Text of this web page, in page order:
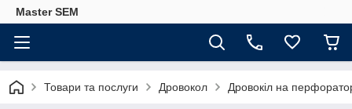
Master SEM
Товари та послуги Дровокол Дровокіл на